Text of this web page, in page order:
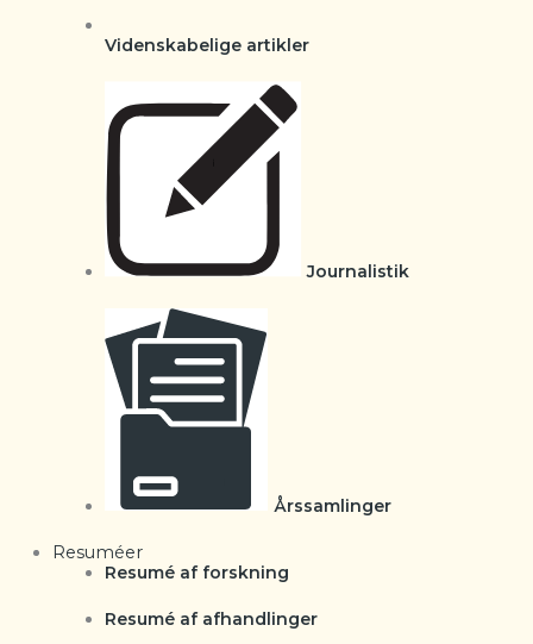
Videnskabelige artikler
Journalistik
Årssamlinger
Resuméer
Resumé af forskning
Resumé af afhandlinger